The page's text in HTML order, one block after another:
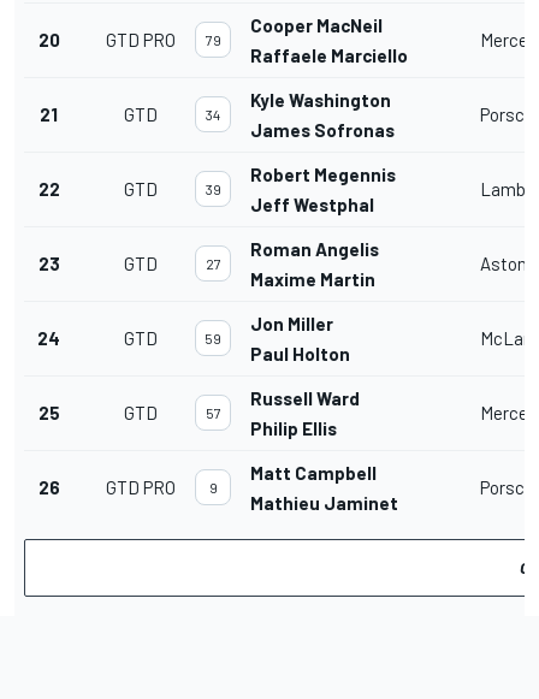
20 GTD PRO 79
Cooper MacNeil
Raffaele Marciello
21 GTD 34
Kyle Washington
James Sofronas
22 GTD 39
Robert Megennis
Jeff Westphal
23 GTD 27
Roman Angelis
Maxime Martin
Aston
24 GTD 59
Jon Miller
Paul Holton
25 GTD 57
Russell Ward
Philip Ellis
26 GTD PRO 9
Matt Campbell
Mathieu Jaminet